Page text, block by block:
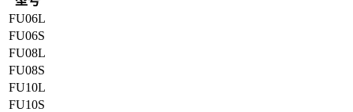
FU06L
FU06S
FU08L
FU08S
FU10L
FU10S